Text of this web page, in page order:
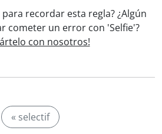
recordar esta regla? ¿Algún
cometer un error con 'Selfie'?
con nosotros!
« selectif